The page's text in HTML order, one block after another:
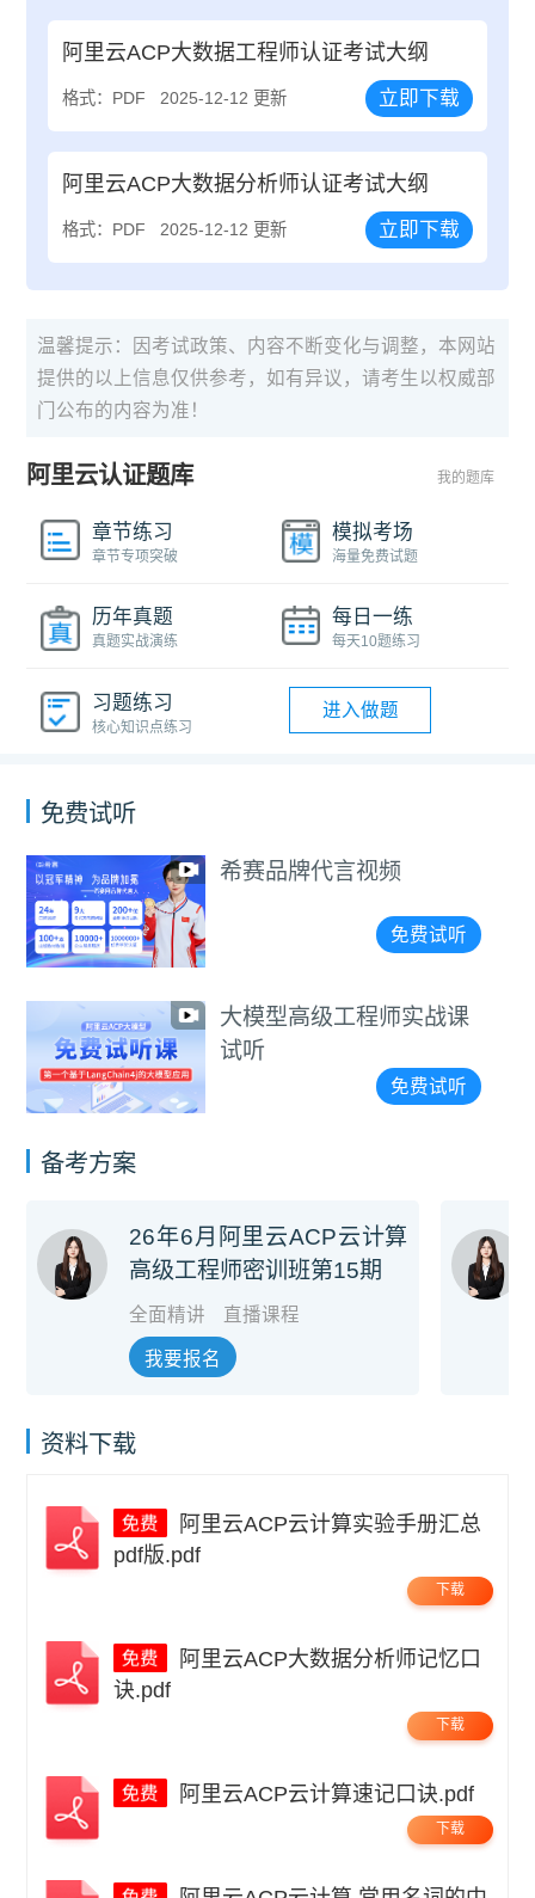
阿里云ACP大数据工程师认证考试大纲
格式：PDF 2025-12-12 更新 立即下载
阿里云ACP大数据分析师认证考试大纲
格式：PDF 2025-12-12 更新 立即下载
温馨提示：因考试政策、内容不断变化与调整，本网站
提供的以上信息仅供参考，如有异议，请考生以权威部
门公布的内容为准！
阿里云认证题库 我的题库
章节练习
章节专项突破
模拟考场
海量免费试题
历年真题
真题实战演练
每日一练
每天10题练习
习题练习
核心知识点练习
进入做题
免费试听
希赛品牌代言视频
大模型高级工程师实战课
试听
备考方案
26年6月阿里云ACP云计算
高级工程师密训班第15期
全面精讲 直播课程
我要报名
资料下载
pdf版.pdf
下载
诀.pdf
下载
阿里云ACP云计算速记口诀.pdf
下载